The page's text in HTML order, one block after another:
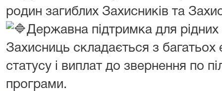
родин загиблих Захисників та
Державна підтримка для рідних
Захисниць складається з багатьох
статусу і виплат до звернення по
програми.